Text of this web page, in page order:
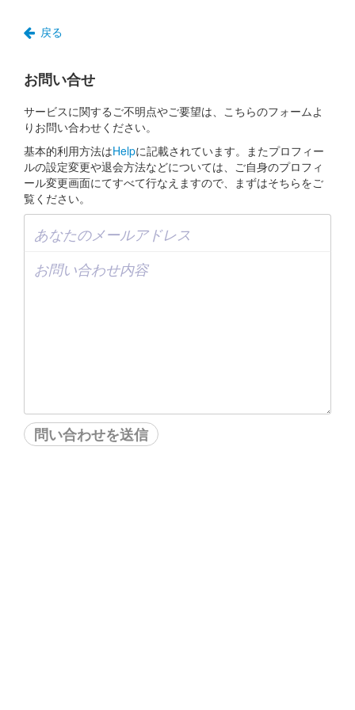
戻る
お問い合せ
サービスに関するご不明点やご要望は、こちらのフォームよ
りお問い合わせください。
基本的利用方法はHelpに記載されています。またプロフィー
ルの設定変更や退会方法などについては、ご自身のプロフィ
ール変更画面にてすべて行なえますので、まずはそちらをご
覧ください。